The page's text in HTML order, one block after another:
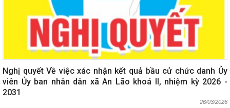
Nghị quyết Về việc xác nhận kết quả bầu cử chức danh Ủy
viên Ủy ban nhân dân xã An Lão khoá II, nhiệm kỳ 2026 -
2031
26/03/2026